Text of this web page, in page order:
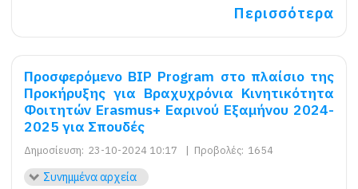
Περισσότερα
Προσφερόμενο BIP Program στο πλαίσιο της
Προκήρυξης για Βραχυχρόνια Kινητικότητα
Φοιτητών Erasmus+ Εαρινού Εξαμήνου 2024-
2025 για Σπουδές
Δημοσίευση: 23-10-2024 10:17 | Προβολές: 1654
Συνημμένα αρχεία